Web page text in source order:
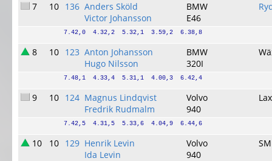
7 10 136 Anders Sköld
Victor Johansson
BMW
E46
7.42,0  4.32,2  5.32,1  3.59,2  6.38,8
8 10 123 Anton Johansson
Hugo Nilsson
BMW
320I
7.48,1  4.33,4  5.31,1  4.00,3  6.42,4
9 10 124 Magnus Lindqvist
Fredrik Rudmalm
Volvo
940
7.42,5  4.31,5  5.33,6  4.04,9  6.44,6
10 10 129 Henrik Levin
Ida Levin
Volvo
940